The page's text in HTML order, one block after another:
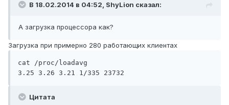
В 18.02.2014 в 04:52, ShyLion сказал:
А загрузка процессора как?
Загрузка при примерно 280 работающих клиентах
cat /proc/loadavg
Цитата